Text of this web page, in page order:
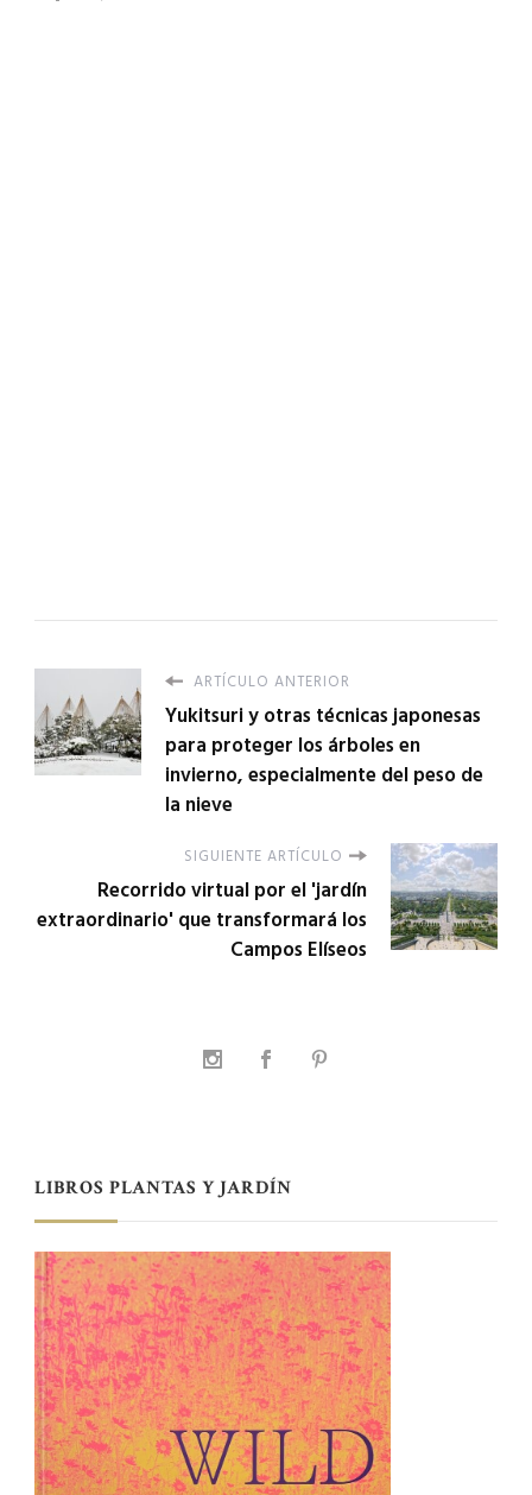
ARTÍCULO ANTERIOR
Yukitsuri y otras técnicas japonesas
para proteger los árboles en
invierno, especialmente del peso de
la nieve
SIGUIENTE ARTÍCULO
Recorrido virtual por el 'jardín
extraordinario' que transformará los
Campos Elíseos
LIBROS PLANTAS Y JARDÍN